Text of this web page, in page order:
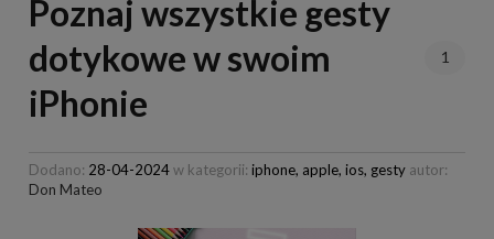
Poznaj wszystkie gesty
dotykowe w swoim
iPhonie
1
Dodano: 28-04-2024w kategorii: iphone, apple, ios, gesty autor:
Don Mateo